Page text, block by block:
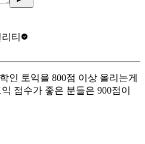
티
인 토익을 800점 이상 올리는게
점수가 좋은 분들은 900점이